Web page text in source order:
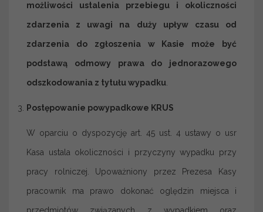
możliwości ustalenia przebiegu i okoliczności
zdarzenia z uwagi na duży upływ czasu od
zdarzenia do zgłoszenia w Kasie może być
podstawą odmowy prawa do jednorazowego
odszkodowania z tytułu wypadku
Postępowanie powypadkowe KRUS
W oparciu o dyspozycję art. 45 ust. 4 ustawy o usr
Kasa ustala okoliczności i przyczyny wypadku przy
pracy rolniczej. Upoważniony przez Prezesa Kasy
pracownik ma prawo dokonać oględzin miejsca i